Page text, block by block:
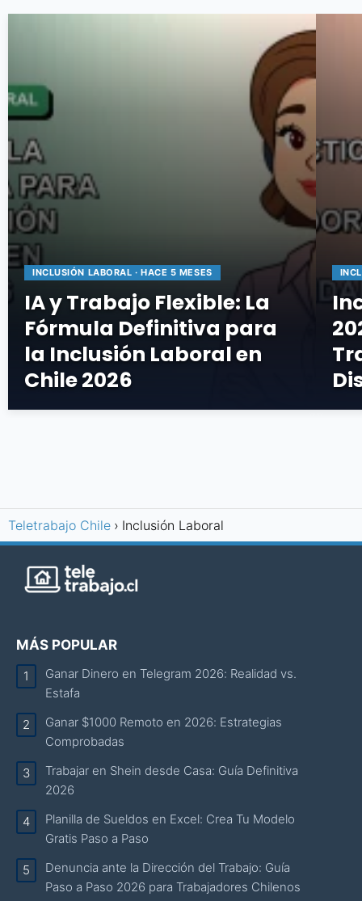
INCLUSIÓN LABORAL · HACE 5 MESES
IA y Trabajo Flexible: La
Fórmula Definitiva para
la Inclusión Laboral en
Chile 2026
Teletrabajo Chile Inclusión Laboral
MÁS POPULAR
Ganar Dinero en Telegram 2026: Realidad vs.
Estafa
Ganar $1000 Remoto en 2026: Estrategias
Comprobadas
Trabajar en Shein desde Casa: Guía Definitiva
2026
Planilla de Sueldos en Excel: Crea Tu Modelo
Gratis Paso a Paso
Denuncia ante la Dirección del Trabajo: Guía
Paso a Paso 2026 para Trabajadores Chilenos